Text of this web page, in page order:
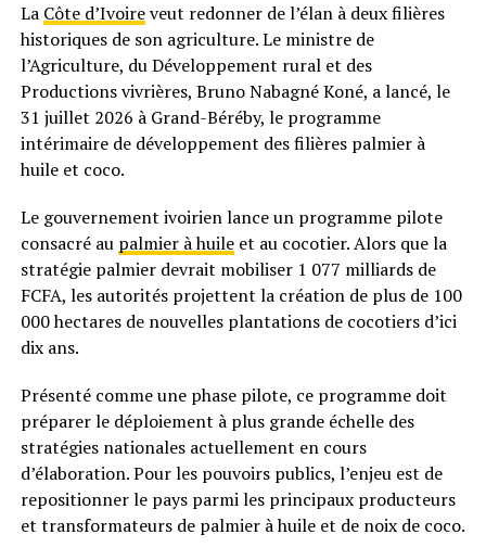
La Côte d’Ivoireveut redonner de l’élan à deux filières
historiques de son agriculture. Le ministre de
l’Agriculture, du Développement rural et des
Productions vivrières, Bruno Nabagné Koné, a lancé, le
31 juillet 2026 à Grand-Béréby, le programme
intérimaire de développement des filières palmier à
huile et coco.
Le gouvernement ivoirien lance un programme pilote
consacré au palmier à huileet au cocotier. Alors que la
stratégie palmier devrait mobiliser 1 077 milliards de
FCFA, les autorités projettent la création de plus de 100
000 hectares de nouvelles plantations de cocotiers d’ici
dix ans.
Présenté comme une phase pilote, ce programme doit
préparer le déploiement à plus grande échelle des
stratégies nationales actuellement en cours
d’élaboration. Pour les pouvoirs publics, l’enjeu est de
repositionner le pays parmi les principaux producteurs
et transformateurs de palmier à huile et de noix de coco.